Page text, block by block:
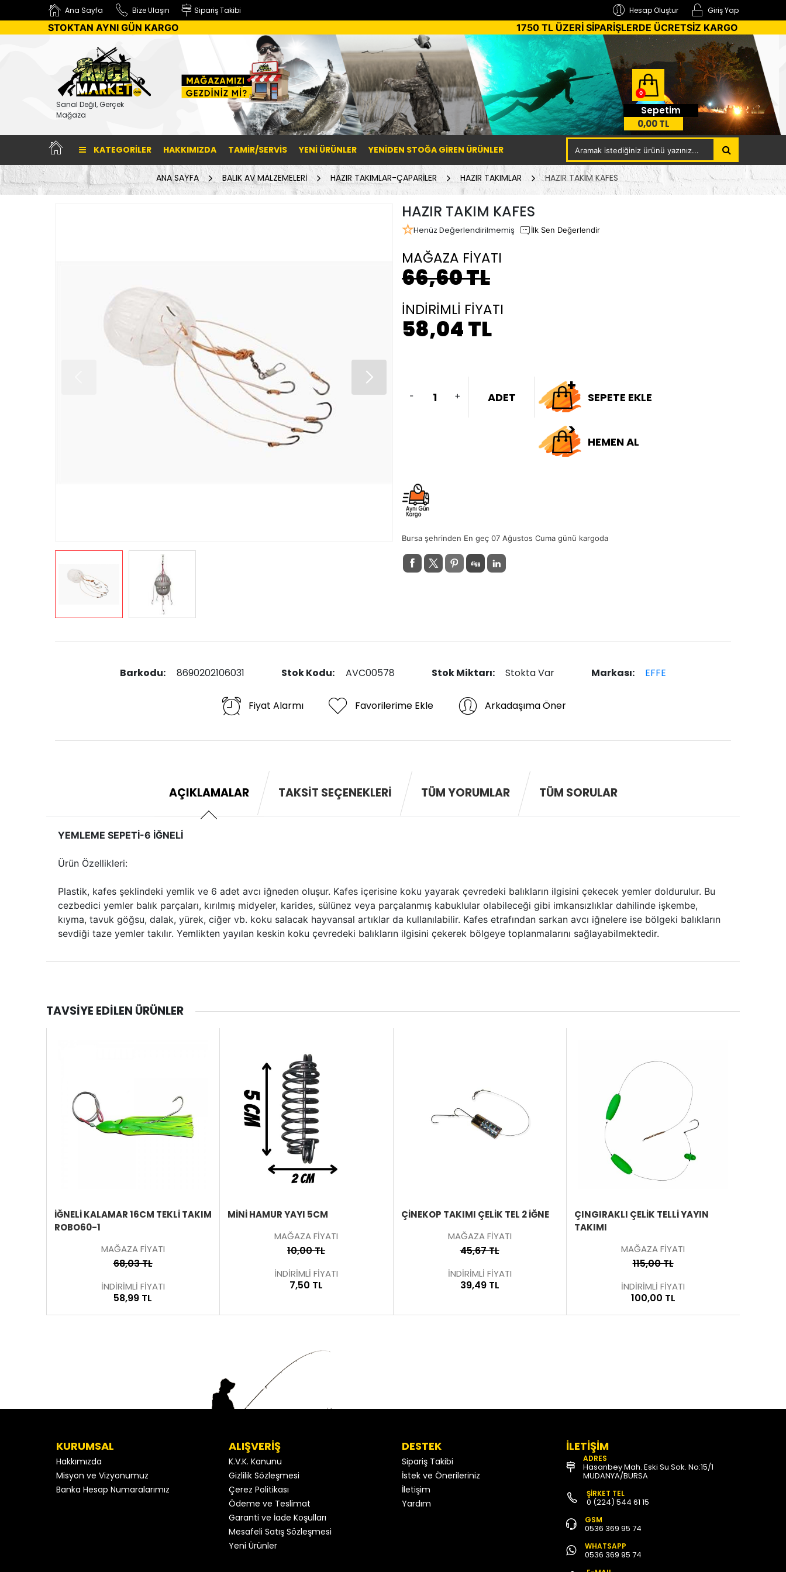
Ana Sayfa Bize Ulaşın Sipariş Takibi Giriş Yap
Hesap Oluştur
STOKTAN AYNI GÜN KARGO 1750 TL ÜZERİ SİPARİŞLERDE ÜCRETSİZ KARGO
Sanal Değil, Gerçek
Mağaza
0
Sepetim
0,00 TL
KATEGORILER HAKKIMIZDA TAMİR/SERVİS YENI ÜRÜNLER YENIDEN STOĞA GIREN ÜRÜNLER
ANA SAYFA BALIK AV MALZEMELERİ HAZIR TAKIMLAR-ÇAPARİLER HAZIR TAKIMLAR HAZIR TAKIM KAFES
HAZIR TAKIM KAFES
Henüz Değerlendirilmemiş İlk Sen Değerlendir
MAĞAZA FİYATI
66,60 TL
İNDİRİMLİ FİYATI
58,04 TL
- + ADET SEPETE EKLE
HEMEN AL
Bursa şehrinden En geç 07 Ağustos Cuma günü kargoda
Barkodu: 8690202106031 Stok Kodu: AVC00578 Stok Miktarı: Stokta Var Markası: EFFE
Fiyat Alarmı Favorilerime Ekle Arkadaşıma Öner
AÇIKLAMALAR TAKSIT SEÇENEKLERI TÜM YORUMLAR TÜM SORULAR
YEMLEME SEPETİ-6 İĞNELİ
Ürün Özellikleri:
Plastik, kafes şeklindeki yemlik ve 6 adet avcı iğneden oluşur. Kafes içerisine koku yayarak çevredeki balıkların ilgisini çekecek yemler doldurulur. Bu
cezbedici yemler balık parçaları, kırılmış midyeler, karides, sülünez veya parçalanmış kabuklular olabileceği gibi imkansızlıklar dahilinde işkembe,
kıyma, tavuk göğsu, dalak, yürek, ciğer vb. koku salacak hayvansal artıklar da kullanılabilir. Kafes etrafından sarkan avcı iğnelere ise bölgeki balıkların
sevdiği taze yemler takılır. Yemlikten yayılan keskin koku çevredeki balıkların ilgisini çekerek bölgeye toplanmalarını sağlayabilmektedir.
TAVSIYE EDILEN ÜRÜNLER
İĞNELI KALAMAR 16CM TEKLI TAKIM
ROBO60-1
MAĞAZA FİYATI
68,03 TL
İNDİRİMLİ FİYATI
58,99 TL
MINI HAMUR YAYI 5CM
MAĞAZA FİYATI
10,00 TL
İNDİRİMLİ FİYATI
7,50 TL
ÇINEKOP TAKIMI ÇELIK TEL 2 İĞNE
MAĞAZA FİYATI
45,67 TL
İNDİRİMLİ FİYATI
39,49 TL
ÇINGIRAKLI ÇELIK TELLI YAYIN
TAKIMI
MAĞAZA FİYATI
115,00 TL
İNDİRİMLİ FİYATI
100,00 TL
KURUMSAL
Hakkımızda
Misyon ve Vizyonumuz
Banka Hesap Numaralarımız
ALIŞVERİŞ
K.V.K. Kanunu
Gizlilik Sözleşmesi
Çerez Politikası
Ödeme ve Teslimat
Garanti ve İade Koşulları
Mesafeli Satış Sözleşmesi
Yeni Ürünler
DESTEK
Sipariş Takibi
İstek ve Önerileriniz
İletişim
Yardım
İLETİŞİM
ADRES
Hasanbey Mah. Eski Su Sok. No:15/1
MUDANYA/BURSA
ŞİRKET TEL
0 (224) 544 61 15
GSM
0536 369 95 74
WHATSAPP
0536 369 95 74